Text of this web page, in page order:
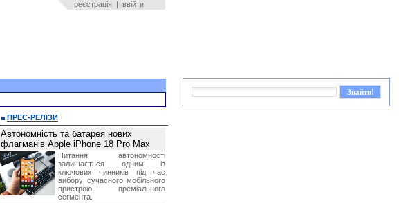
реєстрація | ввійти
ПРЕС-РЕЛІЗИ
Автономність та батарея нових
флагманів Apple iPhone 18 Pro Max
Питання автономності
залишається одним із
ключових чинників під час
вибору сучасного мобільного
пристрою преміального
сегмента.